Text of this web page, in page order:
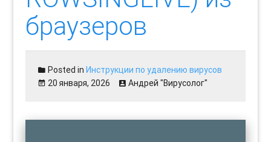
браузеров
Posted inИнструкции по удалению вирусов
20 января, 2026
Андрей "Вирусолог"